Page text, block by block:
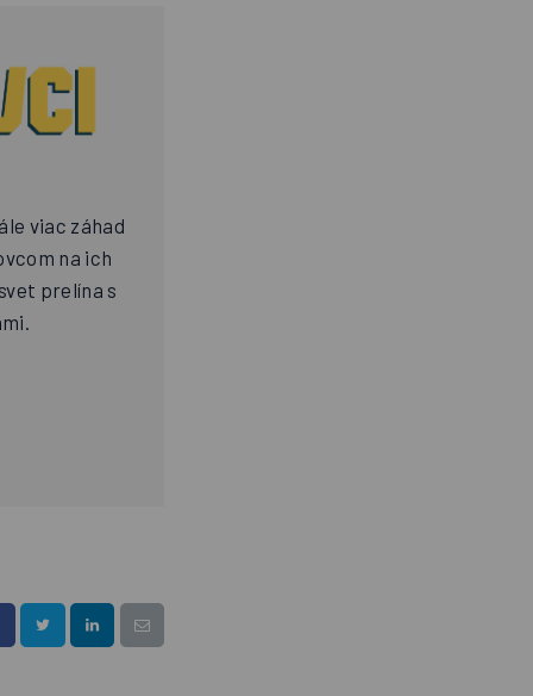
viac záhad
na ich
prelína s